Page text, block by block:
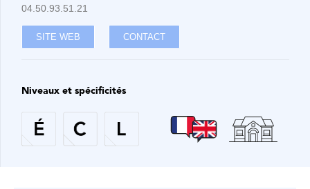
04.50.93.51.21
SITE WEB CONTACT
Niveaux et spécificités